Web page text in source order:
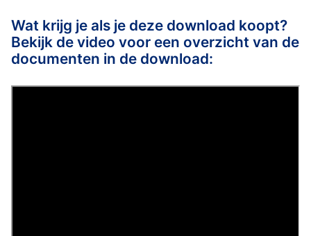
Wat krijg je als je deze download koopt?
Bekijk de video voor een overzicht van de
documenten in de download: